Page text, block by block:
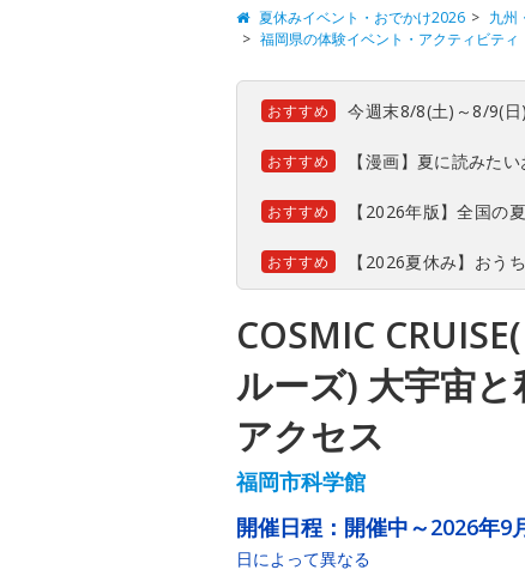
夏休みイベント・おでかけ2026 九州
福岡県の体験イベント・アクティビティ
おすすめ 今週末8/8(土)～8/9(
おすすめ 【漫画】夏に読みた
おすすめ 【2026年版】全国の
おすすめ 【2026夏休み】おう
COSMIC
ルーズ) 大宇宙と
アクセス
福岡市科学館
開催日程： 開催中～2026年9
日によって異なる